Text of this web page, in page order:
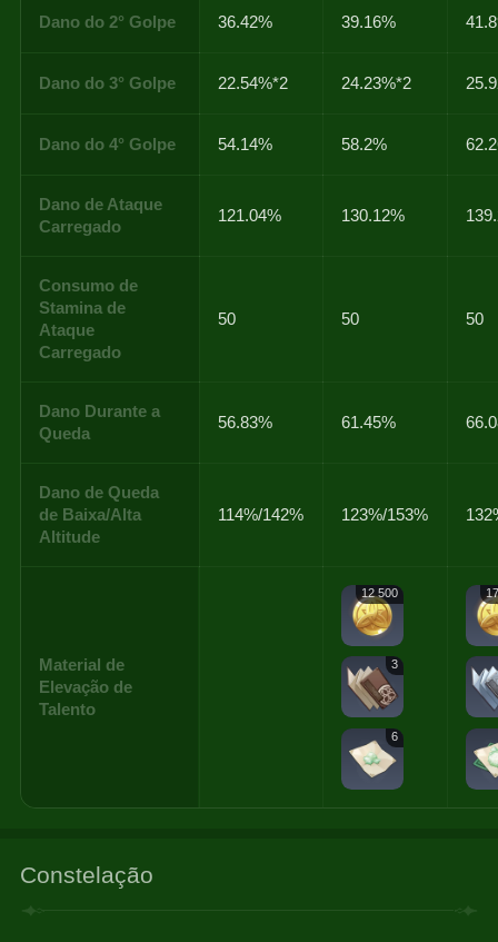
Dano do 2° Golpe 36.42% 39.16%
Dano do 3° Golpe 22.54%*2 24.23%*2
Dano do 4° Golpe 54.14% 58.2%
Dano de Ataque
Carregado
121.04% 130.12%
Consumo de
Stamina de
Ataque
Carregado
50 50 50
Dano Durante a
Queda
56.83% 61.45%
Dano de Queda
de Baixa/Alta
Altitude
114%/142% 123%/153%
Material de
Elevação de
Talento
12 500
3
6
Constelação